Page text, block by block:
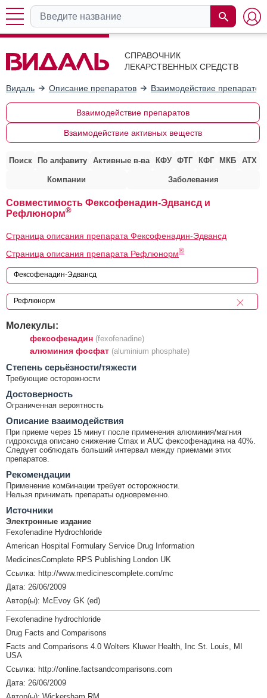
СПРАВОЧНИК
ЛЕКАРСТВЕННЫХ СРЕДСТВ
Видаль Описание препаратов Взаимодействие препаратов
Взаимодействие препаратов
Взаимодействие активных веществ
Поиск По алфавиту Активные в-ва КФУ ФТГ КФГ МКБ АТХ
Компании Заболевания
Совместимость Фексофенадин-Эдвансд и
Рефлюнорм®
Страница описания препарата Фексофенадин-Эдвансд
Страница описания препарата Рефлюнорм®
Молекулы:
фексофенадин (fexofenadine)
алюминия фосфат (aluminium phosphate)
Cтепень серьёзности/тяжести
Требующие осторожности
Достоверность
Ограниченная вероятность
Описание взаимодействия
При приеме через 15 минут после применения алюминия/магния
гидроксида описано снижение Cmax и AUC фексофенадина на 40%.
Следует соблюдать больший интервал между приемами этих
препаратов.
Рекомендации
Применение комбинации требует осторожности.
Нельзя принимать препараты одновременно.
Источники
Электронные издание
Fexofenadine Hydrochloride
American Hospital Formulary Service Drug Information
MedicinesComplete RPS Publishing London UK
Ссылка: http://www.medicinescomplete.com/mc
Дата: 26/06/2009
Автор(ы): McEvoy GK (ed)
Fexofenadine hydrochloride
Drug Facts and Comparisons
Facts and Comparisons 4.0 Wolters Kluwer Health, Inc St. Louis, MI
USA
Ссылка: http://online.factsandcomparisons.com
Дата: 26/06/2009